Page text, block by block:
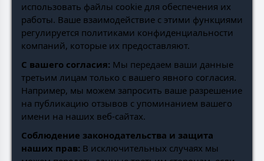
использовать файлы cookie для обеспечения их
работы. Ваше взаимодействие с этими функциями
регулируется политиками конфиденциальности
компаний, которые их предоставляют.
С вашего согласия: Мы передаем ваши данные
третьим лицам только с вашего явного согласия.
Например, мы можем запросить ваше разрешение
на публикацию отзывов с упоминанием вашего
имени на наших веб-сайтах.
Соблюдение законодательства и защита
наших прав: В исключительных случаях мы